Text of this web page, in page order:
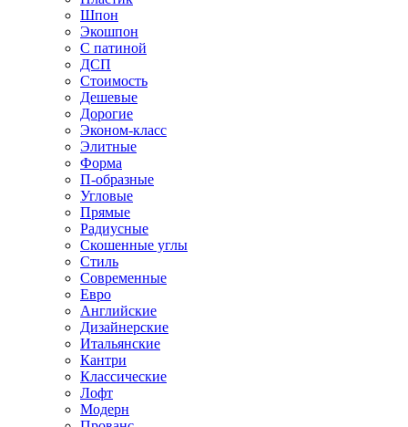
Шпон
Экошпон
С патиной
ДСП
Стоимость
Дешевые
Дорогие
Эконом-класс
Элитные
Форма
П-образные
Угловые
Прямые
Радиусные
Скошенные углы
Стиль
Современные
Евро
Английские
Дизайнерские
Итальянские
Кантри
Классические
Лофт
Модерн